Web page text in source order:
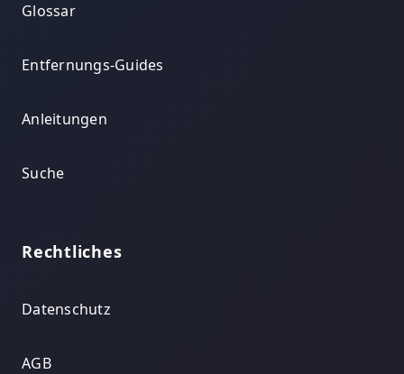
Glossar
Entfernungs-Guides
Anleitungen
Suche
Rechtliches
Datenschutz
AGB